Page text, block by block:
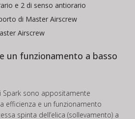
e 2 di senso antiorario
di Master Airscrew
Airscrew
un funzionamento a basso
Spark sono appositamente
efficienza e un funzionamento
spinta dell’elica (sollevamento) a